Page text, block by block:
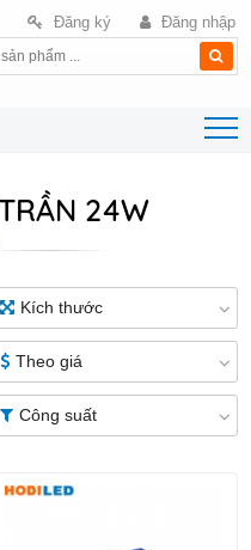
Đăng ký Đăng nhập
24W
Kích thước
Theo giá
Công suất